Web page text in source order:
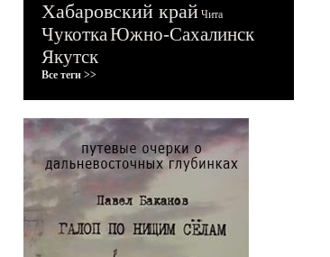
Хабаровский край Чита
ЧукоткаЮжно-Сахалинск
Якутск
Все теги >>